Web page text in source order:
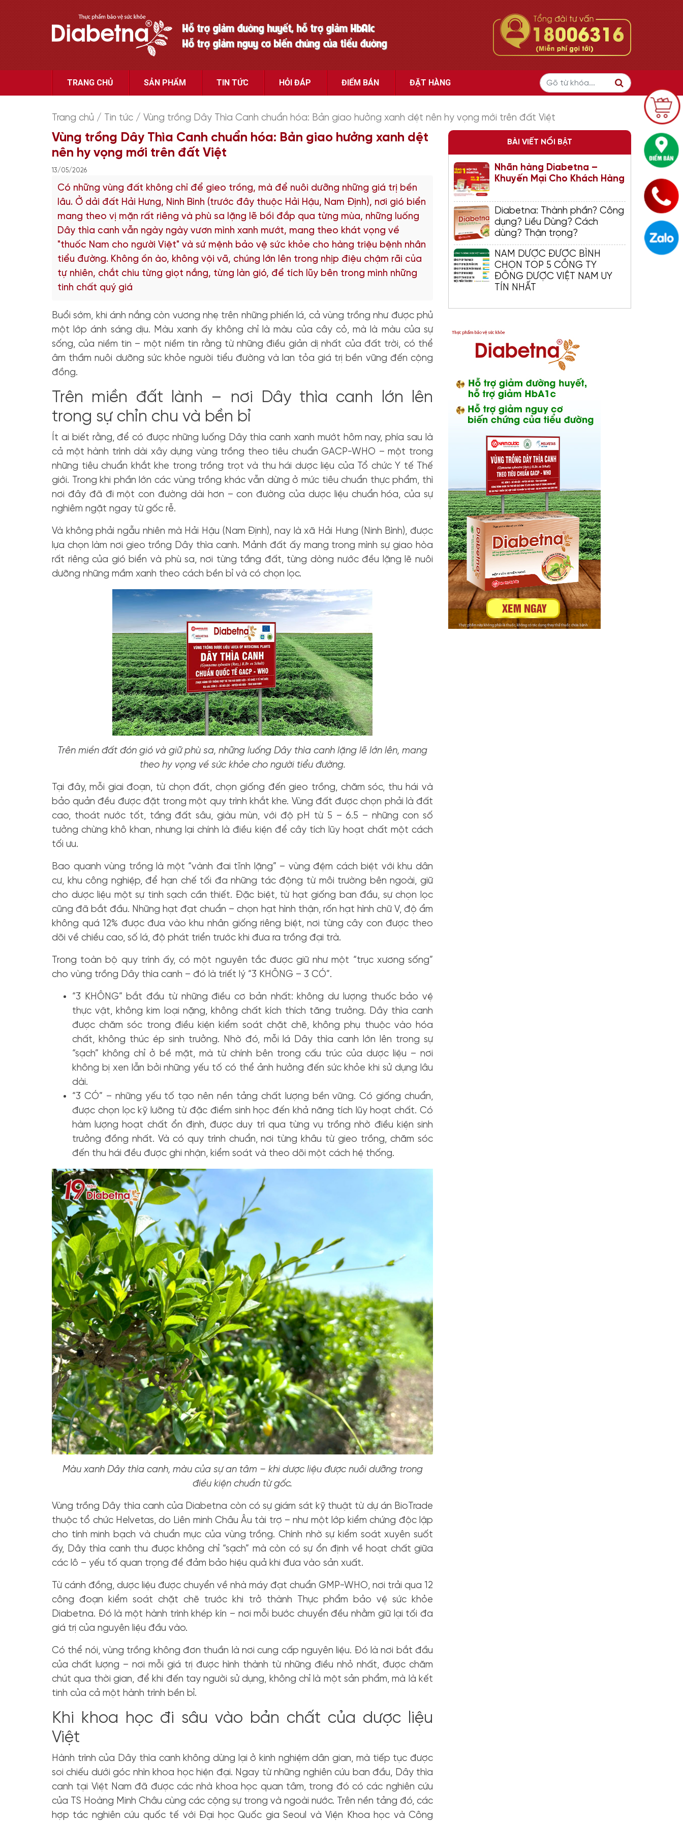
Hỗ trợ giảm đường huyết, hỗ trợ giảm HbA1c
Hỗ trợ giảm nguy cơ biến chứng của tiểu đường
TRANG CHỦ SẢN PHẨM TIN TỨC HỎI ĐÁP ĐIỂM BÁN ĐẶT HÀNG
Trang chủ / Tin tức / Vùng trồng Dây Thìa Canh chuẩn hóa: Bản giao hưởng xanh dệt nên hy vọng mới trên đất Việt
Vùng trồng Dây Thìa Canh chuẩn hóa: Bản giao hưởng xanh dệt
nên hy vọng mới trên đất Việt
13/05/2026
Có những vùng đất không chỉ để gieo trồng, mà để nuôi dưỡng những giá trị bền
lâu. Ở dải đất Hải Hưng, Ninh Bình (trước đây thuộc Hải Hậu, Nam Định), nơi gió biển
mang theo vị mặn rất riêng và phù sa lặng lẽ bồi đắp qua từng mùa, những luống
Dây thìa canh vẫn ngày ngày vươn mình xanh mướt, mang theo khát vọng về
"thuốc Nam cho người Việt" và sứ mệnh bảo vệ sức khỏe cho hàng triệu bệnh nhân
tiểu đường. Không ồn ào, không vội vã, chúng lớn lên trong nhịp điệu chậm rãi của
tự nhiên, chắt chiu từng giọt nắng, từng làn gió, để tích lũy bên trong mình những
tinh chất quý giá
Buổi sớm, khi ánh nắng còn vương nhẹ trên những phiến lá, cả vùng trồng như được phủ
một lớp ánh sáng dịu. Màu xanh ấy không chỉ là màu của cây cỏ, mà là màu của sự
sống, của niềm tin – một niềm tin rằng từ những điều giản dị nhất của đất trời, có thể
âm thầm nuôi dưỡng sức khỏe người tiểu đường và lan tỏa giá trị bền vững đến cộng
đồng.
Trên miền đất lành – nơi Dây thìa canh lớn lên
trong sự chỉn chu và bền bỉ
Ít ai biết rằng, để có được những luống Dây thìa canh xanh mướt hôm nay, phía sau là
cả một hành trình dài xây dựng vùng trồng theo tiêu chuẩn GACP-WHO – một trong
những tiêu chuẩn khắt khe trong trồng trọt và thu hái dược liệu của Tổ chức Y tế Thế
giới. Trong khi phần lớn các vùng trồng khác vẫn dừng ở mức tiêu chuẩn thực phẩm, thì
nơi đây đã đi một con đường dài hơn – con đường của dược liệu chuẩn hóa, của sự
nghiêm ngặt ngay từ gốc rễ.
Và không phải ngẫu nhiên mà Hải Hậu (Nam Định), nay là xã Hải Hưng (Ninh Bình), được
lựa chọn làm nơi gieo trồng Dây thìa canh. Mảnh đất ấy mang trong mình sự giao hòa
rất riêng của gió biển và phù sa, nơi từng tầng đất, từng dòng nước đều lặng lẽ nuôi
dưỡng những mầm xanh theo cách bền bỉ và có chọn lọc.
Trên miền đất đón gió và giữ phù sa, những luống Dây thìa canh lặng lẽ lớn lên, mang
theo hy vọng về sức khỏe cho người tiểu đường.
Tại đây, mỗi giai đoạn, từ chọn đất, chọn giống đến gieo trồng, chăm sóc, thu hái và
bảo quản đều được đặt trong một quy trình khắt khe. Vùng đất được chọn phải là đất
cao, thoát nước tốt, tầng đất sâu, giàu mùn, với độ pH từ 5 – 6.5 – những con số
tưởng chừng khô khan, nhưng lại chính là điều kiện để cây tích lũy hoạt chất một cách
tối ưu.
Bao quanh vùng trồng là một “vành đai tĩnh lặng” – vùng đệm cách biệt với khu dân
cư, khu công nghiệp, để hạn chế tối đa những tác động từ môi trường bên ngoài, giữ
cho dược liệu một sự tinh sạch cần thiết. Đặc biệt, từ hạt giống ban đầu, sự chọn lọc
cũng đã bắt đầu. Những hạt đạt chuẩn – chọn hạt hình thận, rốn hạt hình chữ V, độ ẩm
không quá 12% được đưa vào khu nhân giống riêng biệt, nơi từng cây con được theo
dõi về chiều cao, số lá, độ phát triển trước khi đưa ra trồng đại trà.
Trong toàn bộ quy trình ấy, có một nguyên tắc được giữ như một “trục xương sống”
cho vùng trồng Dây thìa canh – đó là triết lý “3 KHÔNG – 3 CÓ”.
“3 KHÔNG” bắt đầu từ những điều cơ bản nhất: không dư lượng thuốc bảo vệ
thực vật, không kim loại nặng, không chất kích thích tăng trưởng. Dây thìa canh
được chăm sóc trong điều kiện kiểm soát chặt chẽ, không phụ thuộc vào hóa
chất, không thúc ép sinh trưởng. Nhờ đó, mỗi lá Dây thìa canh lớn lên trong sự
“sạch” không chỉ ở bề mặt, mà từ chính bên trong cấu trúc của dược liệu – nơi
không bị xen lẫn bởi những yếu tố có thể ảnh hưởng đến sức khỏe khi sử dụng lâu
dài.
“3 CÓ” – những yếu tố tạo nên nền tảng chất lượng bền vững. Có giống chuẩn,
được chọn lọc kỹ lưỡng từ đặc điểm sinh học đến khả năng tích lũy hoạt chất. Có
hàm lượng hoạt chất ổn định, được duy trì qua từng vụ trồng nhờ điều kiện sinh
trưởng đồng nhất. Và có quy trình chuẩn, nơi từng khâu từ gieo trồng, chăm sóc
đến thu hái đều được ghi nhận, kiểm soát và theo dõi một cách hệ thống.
Màu xanh Dây thìa canh, màu của sự an tâm – khi dược liệu được nuôi dưỡng trong
điều kiện chuẩn từ gốc.
Vùng trồng Dây thìa canh của Diabetna còn có sự giám sát kỹ thuật từ dự án BioTrade
thuộc tổ chức Helvetas, do Liên minh Châu Âu tài trợ – như một lớp kiểm chứng độc lập
cho tính minh bạch và chuẩn mực của vùng trồng. Chính nhờ sự kiểm soát xuyên suốt
ấy, Dây thìa canh thu được không chỉ “sạch” mà còn có sự ổn định về hoạt chất giữa
các lô – yếu tố quan trọng để đảm bảo hiệu quả khi đưa vào sản xuất.
Từ cánh đồng, dược liệu được chuyển về nhà máy đạt chuẩn GMP-WHO, nơi trải qua 12
công đoạn kiểm soát chặt chẽ trước khi trở thành Thực phẩm bảo vệ sức khỏe
Diabetna. Đó là một hành trình khép kín – nơi mỗi bước chuyển đều nhằm giữ lại tối đa
giá trị của nguyên liệu đầu vào.
Có thể nói, vùng trồng không đơn thuần là nơi cung cấp nguyên liệu. Đó là nơi bắt đầu
của chất lượng – nơi mỗi giá trị được hình thành từ những điều nhỏ nhất, được chăm
chút qua thời gian, để khi đến tay người sử dụng, không chỉ là một sản phẩm, mà là kết
tinh của cả một hành trình bền bỉ.
Khi khoa học đi sâu vào bản chất của dược liệu
Việt
Hành trình của Dây thìa canh không dừng lại ở kinh nghiệm dân gian, mà tiếp tục được
soi chiếu dưới góc nhìn khoa học hiện đại. Ngay từ những nghiên cứu ban đầu, Dây thìa
canh tại Việt Nam đã được các nhà khoa học quan tâm, trong đó có các nghiên cứu
của TS Hoàng Minh Châu cùng các cộng sự trong và ngoài nước. Trên nền tảng đó, các
hợp tác nghiên cứu quốc tế với Đại học Quốc gia Seoul và Viện Khoa học và Công
BÀI VIẾT NỔI BẬT
Nhãn hàng Diabetna –
Khuyến Mại Cho Khách Hàng
Diabetna: Thành phần? Công
dụng? Liều Dùng? Cách
dùng? Thận trọng?
NAM DƯỢC ĐƯỢC BÌNH
CHỌN TOP 5 CÔNG TY
ĐÔNG DƯỢC VIỆT NAM UY
TÍN NHẤT